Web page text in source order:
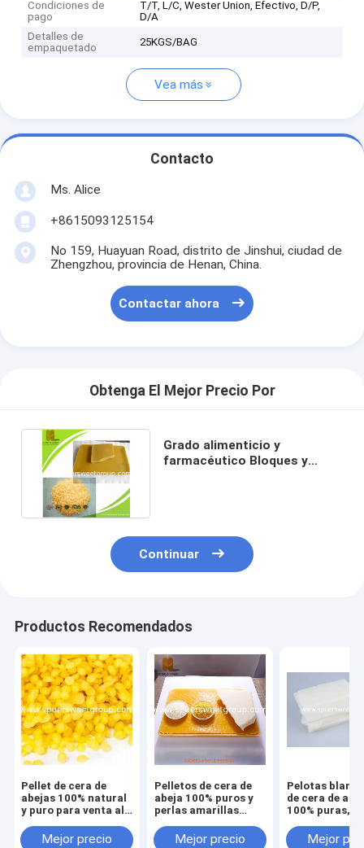
Condiciones de
pago
T/T, L/C, Wester Union, Efectivo, D/P,
D/A
Detalles de
empaquetado
25KGS/BAG
Vea más
Contacto
Ms. Alice
+8615093125154
No 159, Huayuan Road, distrito de Jinshui, ciudad de
Zhengzhou, provincia de Henan, China.
Contactar ahora
Obtenga El Mejor Precio Por
Grado alimenticio y
farmacéutico Bloques y
Continuar
Productos Recomendados
Pellet de cera de
abejas 100% natural
y puro para venta al
Mejor precio
Pelletos de cera de
abeja 100% puros y
perlas amarillas
cera de abeja para
Mejor precio
Pelotas
de cera de
100% puras,
cera de abeja
Mejor